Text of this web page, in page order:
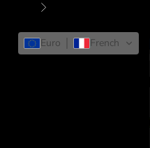
Suivant
Euro French